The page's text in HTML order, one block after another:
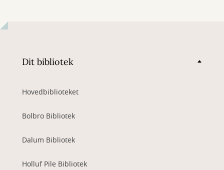
Dit bibliotek
Hovedbiblioteket
Bolbro Bibliotek
Dalum Bibliotek
Holluf Pile Bibliotek